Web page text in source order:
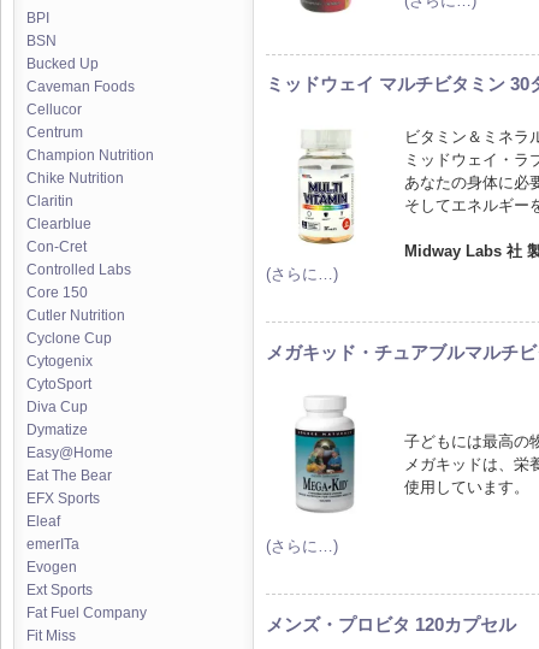
BPI
BSN
Bucked Up
Caveman Foods
Cellucor
Centrum
Champion Nutrition
Chike Nutrition
Claritin
Clearblue
Con-Cret
Controlled Labs
Core 150
Cutler Nutrition
Cyclone Cup
Cytogenix
CytoSport
Diva Cup
Dymatize
Easy@Home
Eat The Bear
EFX Sports
Eleaf
emerITa
Evogen
Ext Sports
Fat Fuel Company
Fit Miss
ミッドウェイ マルチビタミン 30
ビタミン＆ミネラ
ミッドウェイ・ラ
あなたの身体に必
そしてエネルギー
Midway Labs 社
(さらに…)
メガキッド・チュアブルマルチ
子どもには最高の
メガキッドは、栄
使用しています。
(さらに…)
メンズ・プロビタ 120カプセル